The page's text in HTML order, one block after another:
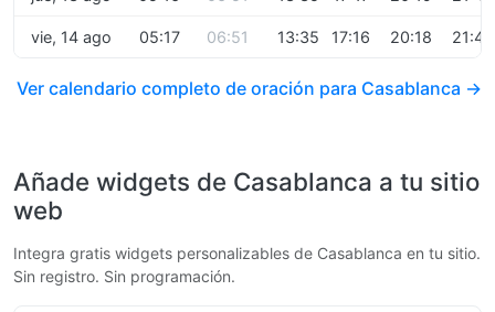
vie, 14 ago 05:17 06:51 13:35 17:16 20:18 21:48
Ver calendario completo de oración para Casablanca →
Añade widgets de Casablanca a tu sitio
web
Integra gratis widgets personalizables de Casablanca en tu sitio.
Sin registro. Sin programación.